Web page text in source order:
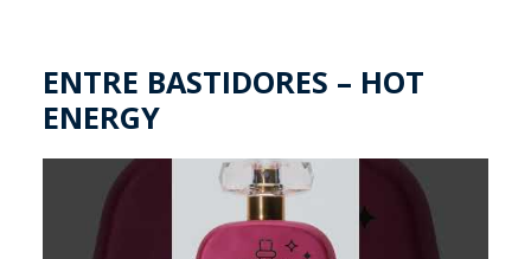
ENTRE BASTIDORES – HOT
ENERGY